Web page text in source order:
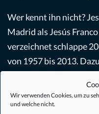
Wir verwenden Cookies, um zu
und welche nicht.
Wer kennt ihn nicht?
Madrid als Jesús
verzeichnet schlappe
von 1957 bis 2013.